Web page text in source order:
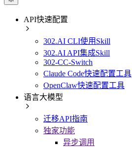
API快速配置
302.AI CLI使用Skill
302.AI API集成Skill
302-CC-Switch
Claude Code快速配置工具
OpenClaw快速配置工具
语言大模型
迁移API指南
独家功能
异步调用